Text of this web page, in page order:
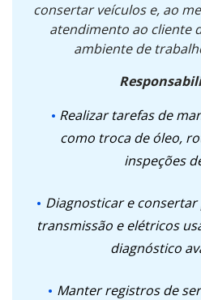
consertar veículos e, ao
atendimento ao cliente
ambiente de
Realizar tarefas de
como troca de óleo,
inspeções
Diagnosticar e
transmissão e elétricos
diagnóstico
Manter registros de